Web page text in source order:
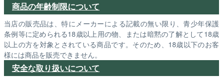
商品の年齢制限について
当店の販売品は、特にメーカーによる記載の無い限り、青少年保護
条例等に定められる18歳以上用の物、または暗黙の了解として18歳
以上の方を対象とされている商品です。そのため、18歳以下のお客
様には商品を販売できません。
安全な取り扱いについて